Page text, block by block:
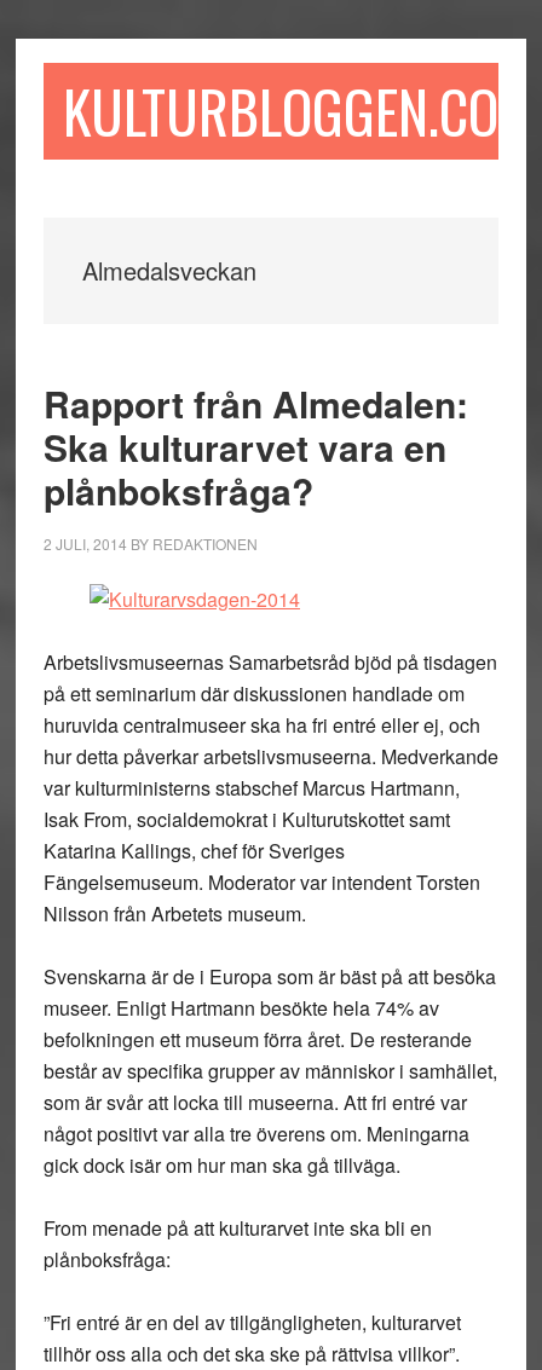
till
till
sidofältet
till
KULTURBLOGGEN.COM
Almedalsveckan
Rapport från Almedalen:
Ska kulturarvet vara en
plånboksfråga?
2 JULI, 2014 BY REDAKTIONEN
Arbetslivsmuseernas Samarbetsråd bjöd på tisdagen
på ett seminarium där diskussionen handlade om
huruvida centralmuseer ska ha fri entré eller ej, och
hur detta påverkar arbetslivsmuseerna. Medverkande
var kulturministerns stabschef Marcus Hartmann,
Isak From, socialdemokrat i Kulturutskottet samt
Katarina Kallings, chef för Sveriges
Fängelsemuseum. Moderator var intendent Torsten
Nilsson från Arbetets museum.
Svenskarna är de i Europa som är bäst på att besöka
museer. Enligt Hartmann besökte hela 74% av
befolkningen ett museum förra året. De resterande
består av specifika grupper av människor i samhället,
som är svår att locka till museerna. Att fri entré var
något positivt var alla tre överens om. Meningarna
gick dock isär om hur man ska gå tillväga.
From menade på att kulturarvet inte ska bli en
plånboksfråga:
”Fri entré är en del av tillgängligheten, kulturarvet
tillhör oss alla och det ska ske på rättvisa villkor”.